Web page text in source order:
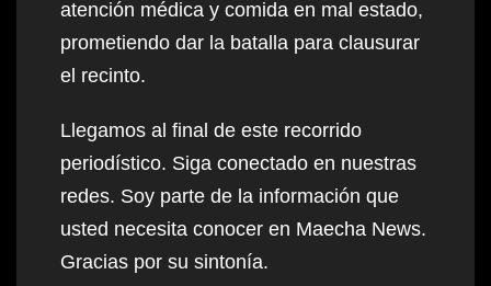
atención médica y comida en mal estado,
prometiendo dar la batalla para clausurar
el recinto.
Llegamos al final de este recorrido
periodístico. Siga conectado en nuestras
redes. Soy parte de la información que
usted necesita conocer en Maecha News.
Gracias por su sintonía.